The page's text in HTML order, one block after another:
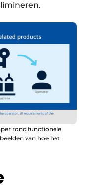
rond functionele
van hoe het